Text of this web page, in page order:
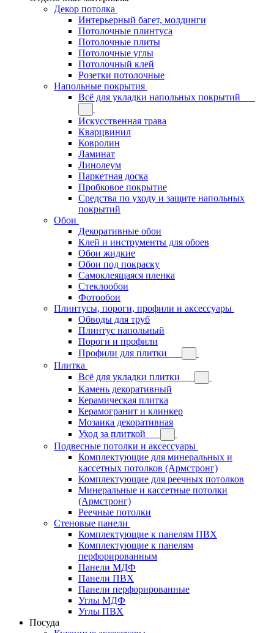
Декор потолка
Интерьерный багет, молдинги
Потолочные плинтуса
Потолочные плиты
Потолочные углы
Потолочный клей
Розетки потолочные
Напольные покрытия
Всё для укладки напольных покрытий
Искусственная трава
Кварцвинил
Ковролин
Ламинат
Линолеум
Паркетная доска
Пробковое покрытие
Средства по уходу и защите напольных
покрытий
Обои
Декоративные обои
Клей и инструменты для обоев
Обои жидкие
Обои под покраску
Самоклеящаяся пленка
Стеклообои
Фотообои
Плинтусы, пороги, профили и аксессуары
Обводы для труб
Плинтус напольный
Пороги и профили
Профили для плитки
Плитка
Всё для укладки плитки
Камень декоративный
Керамическая плитка
Керамогранит и клинкер
Мозаика декоративная
Уход за плиткой
Подвесные потолки и аксессуары
Комплектующие для минеральных и
кассетных потолков (Армстронг)
Комплектующие для реечных потолков
Минеральные и кассетные потолки
(Армстронг)
Реечные потолки
Стеновые панели
Комплектующие к панелям ПВХ
Комплектующие к панелям
перфорированным
Панели МДФ
Панели ПВХ
Панели перфорированные
Углы МДФ
Углы ПВХ
Посуда